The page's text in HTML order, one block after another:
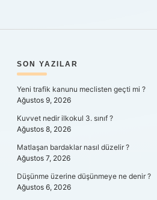
SIDEBAR
SON YAZILAR
Yeni trafik kanunu meclisten geçti mi ?
Ağustos 9, 2026
Kuvvet nedir ilkokul 3. sınıf ?
Ağustos 8, 2026
Matlaşan bardaklar nasıl düzelir ?
Ağustos 7, 2026
Düşünme üzerine düşünmeye ne denir ?
Ağustos 6, 2026